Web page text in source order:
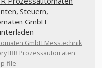
Steuern,
GmbH
GmbH Messtechnik
IBR Prozessautomaten
file